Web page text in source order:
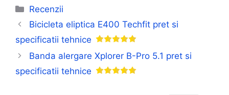
Categorii
Recenzii
Bicicleta eliptica E400 Techfit pret si
specificatii tehnice
Banda alergare Xplorer B-Pro 5.1 pret si
specificatii tehnice